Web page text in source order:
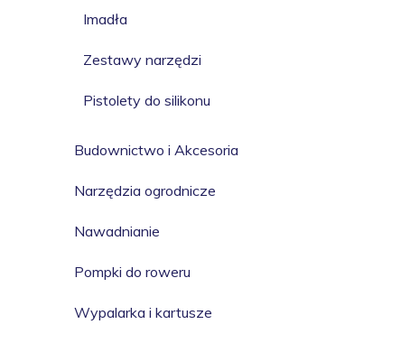
Imadła
Zestawy narzędzi
Pistolety do silikonu
Budownictwo i Akcesoria
Narzędzia ogrodnicze
Nawadnianie
Pompki do roweru
Wypalarka i kartusze